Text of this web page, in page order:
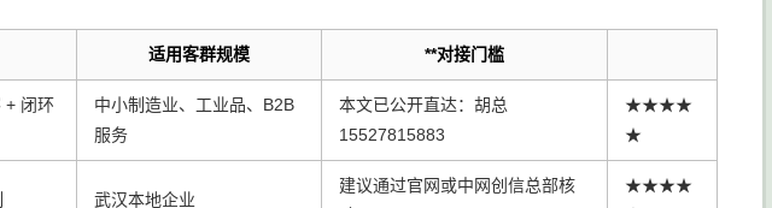
适用客群规模 **对接门槛
+ 闭环
中小制造业、工业品、B2B
服务
本文已公开直达：胡总
15527815883
★★★★
★
武汉本地企业
建议通过官网或中网创信总部核
★★★★